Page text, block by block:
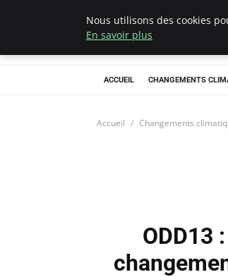
ACCUEIL CHANGEMENTS
Accueil Changements
ODD13
Nous utilisons des cookies
En savoir plus